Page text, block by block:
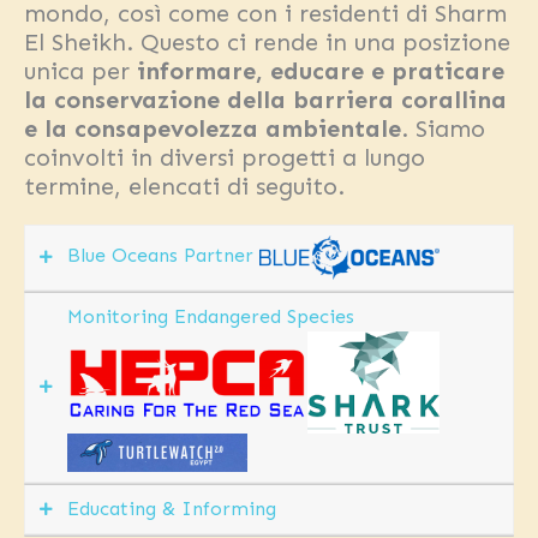
mondo, così come con i residenti di Sharm
El Sheikh. Questo ci rende in una posizione
unica per informare, educare e praticare
la conservazione della barriera corallina
e la consapevolezza ambientale. Siamo
coinvolti in diversi progetti a lungo
termine, elencati di seguito.
Blue Oceans Partner
partner SSI
Blue Oceans
e offriamo
l’intera
gamma di
specialità
Monitoring Endangered Species
Educating & Informing